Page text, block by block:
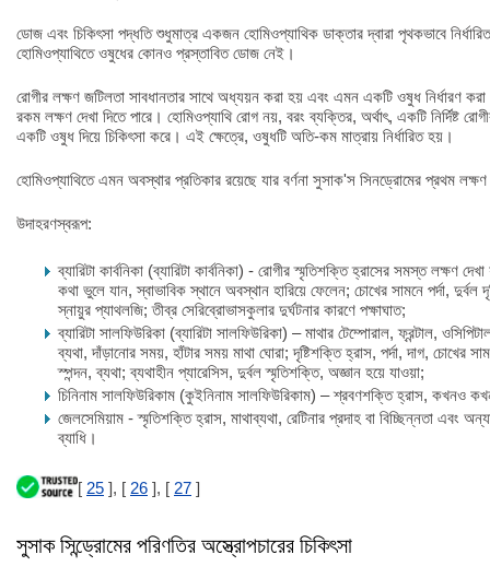
ডোজ এবং চিকিৎসা পদ্ধতি শুধুমাত্র একজন হোমিওপ্যাথিক ডাক্তার দ্বারা পৃথকভাবে
হোমিওপ্যাথিতে ওষুধের কোনও প্রস্তাবিত ডোজ নেই।
রোগীর লক্ষণ জটিলতা সাবধানতার সাথে অধ্যয়ন করা হয় এবং এমন একটি ওষুধ নির্ধারণ
রকম লক্ষণ দেখা দিতে পারে। হোমিওপ্যাথি রোগ নয়, বরং ব্যক্তির, অর্থাৎ, একটি নির্দিষ্ট
একটি ওষুধ দিয়ে চিকিৎসা করে। এই ক্ষেত্রে, ওষুধটি অতি-কম মাত্রায় নির্ধারিত হয়।
হোমিওপ্যাথিতে এমন অবস্থার প্রতিকার রয়েছে যার বর্ণনা সুসাক'স সিনড্রোমের প্রথম লক্ষণ
উদাহরণস্বরূপ:
ব্যারিটা কার্বনিকা (ব্যারিটা কার্বনিকা) - রোগীর স্মৃতিশক্তি হ্রাসের সমস্ত লক্ষণ
কথা ভুলে যান, স্বাভাবিক স্থানে অবস্থান হারিয়ে ফেলেন; চোখের সামনে পর্দা,
স্নায়ুর প্যাথলজি; তীব্র সেরিব্রোভাসকুলার দুর্ঘটনার কারণে পক্ষাঘাত;
ব্যারিটা সালফিউরিকা (ব্যারিটা সালফিউরিকা) – মাথার টেম্পোরাল, ফ্রন্টাল,
ব্যথা, দাঁড়ানোর সময়, হাঁটার সময় মাথা ঘোরা; দৃষ্টিশক্তি হ্রাস, পর্দা, দাগ, চোখের
স্পন্দন, ব্যথা; ব্যথাহীন প্যারেসিস, দুর্বল স্মৃতিশক্তি, অজ্ঞান হয়ে যাওয়া;
চিনিনাম সালফিউরিকাম (কুইনিনাম সালফিউরিকাম) – শ্রবণশক্তি হ্রাস, কখনও
জেলসেমিয়াম - স্মৃতিশক্তি হ্রাস, মাথাব্যথা, রেটিনার প্রদাহ বা বিচ্ছিন্নতা এবং
ব্যাধি।
[ 25 ], [ 26 ], [ 27 ]
সুসাক সিন্ড্রোমের পরিণতির অস্ত্রোপচারের চিকিৎসা